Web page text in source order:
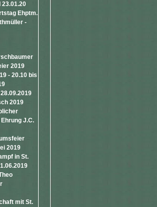
23.01.20
Ehptm.
-
2019
- 20.10 bis
2019
J.C.
2019
in St.
mit St.